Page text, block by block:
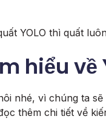
YOLO thì quất
hiểu
nhé, vì chúng ta
thêm chi tiết về